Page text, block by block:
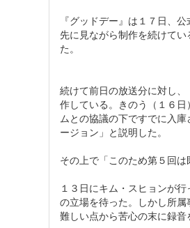
『グッドデー』は１７日、
先に見ながら制作を続けて
た。
続けて前日の放送分に対し
作している。きのう（１６
ムとの協議の下ですでに入
ージョン」と説明した。
その上で「このため第５回
１３日にキム・スヒョンが
の立場を待った。しかし所
難しい点から苦心の末に録音